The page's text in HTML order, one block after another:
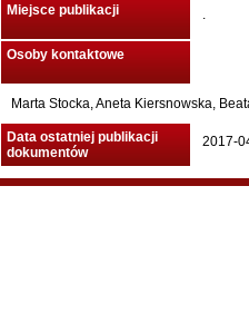
Miejsce publikacji .
Osoby kontaktowe
Marta Stocka, Aneta Kiersnowska,
Data ostatniej publikacji
dokumentów
2017-